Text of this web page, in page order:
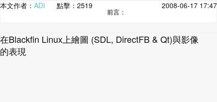
本文作者： ADI 點擊： 2519 2008-06-17 17:47
前言：
在Blackfin Linux上繪圖 (SDL, DirectFB & Qt)與影像
的表現